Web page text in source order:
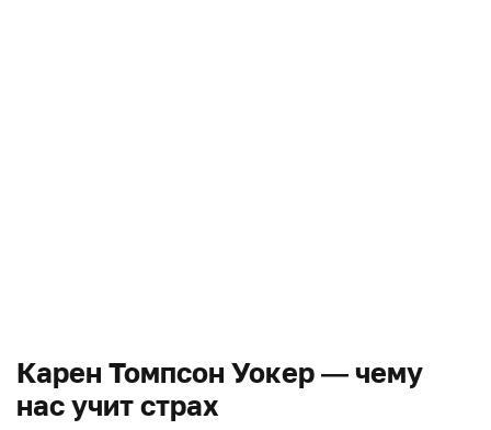
Карен Томпсон Уокер — чему
нас учит страх